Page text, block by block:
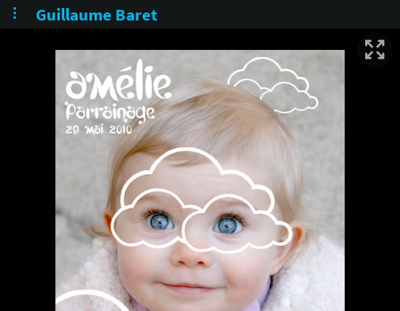
Guillaume Baret